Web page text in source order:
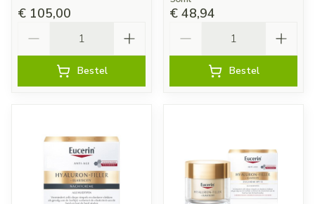
€ 105,00
Bestel
€ 48,94
Bestel